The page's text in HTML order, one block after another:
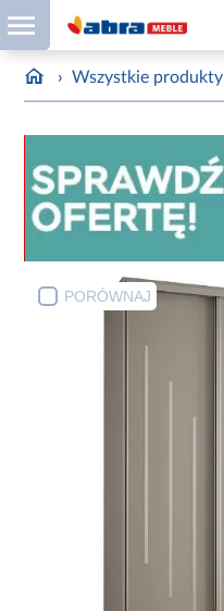
› Wszystkie produkty
PORÓWNAJ